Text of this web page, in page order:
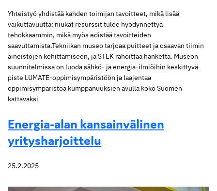
Yhteistyö yhdistää kahden toimijan tavoitteet, mikä lisää
vaikuttavuutta: niukat resurssit tulee hyödynnettyä
tehokkaammin, mikä myös edistää tavoitteiden
saavuttamista.Tekniikan museo tarjoaa puitteet ja osaavan tiimin
aineistojen kehittämiseen, ja STEK rahoittaa hanketta. Museon
suunnitelmissa on luoda sähkö- ja energia-ilmiöihin keskittyvä
piste LUMATE-oppimisympäristöön ja laajentaa
oppimisympäristöä kumppanuuksien avulla koko Suomen
kattavaksi
Energia-alan kansainvälinen
yritysharjoittelu
25.2.2025